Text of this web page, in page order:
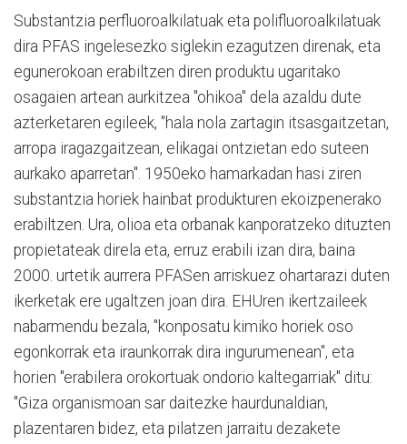
Substantzia perfluoroalkilatuak eta polifluoroalkilatuak
dira PFAS ingelesezko siglekin ezagutzen direnak, eta
egunerokoan erabiltzen diren produktu ugaritako
osagaien artean aurkitzea "ohikoa" dela azaldu dute
azterketaren egileek, "hala nola zartagin itsasgaitzetan,
arropa iragazgaitzean, elikagai ontzietan edo suteen
aurkako aparretan". 1950eko hamarkadan hasi ziren
substantzia horiek hainbat produkturen ekoizpenerako
erabiltzen. Ura, olioa eta orbanak kanporatzeko dituzten
propietateak direla eta, erruz erabili izan dira, baina
2000. urtetik aurrera PFASen arriskuez ohartarazi duten
ikerketak ere ugaltzen joan dira. EHUren ikertzaileek
nabarmendu bezala, "konposatu kimiko horiek oso
egonkorrak eta iraunkorrak dira ingurumenean", eta
horien "erabilera orokortuak ondorio kaltegarriak" ditu:
"Giza organismoan sar daitezke haurdunaldian,
plazentaren bidez, eta pilatzen jarraitu dezakete